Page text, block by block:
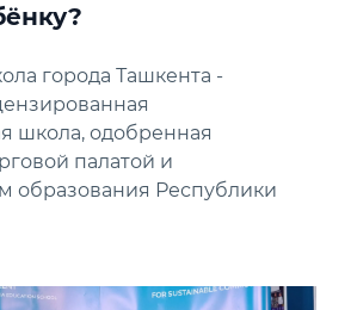
города Ташкента -
школа, одобренная
палатой и
образования Республики